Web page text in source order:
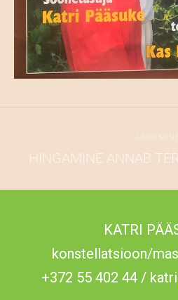
HINGAMINE ANNAB
KATRI
konstellatsioon/
+372 55 402 44 /